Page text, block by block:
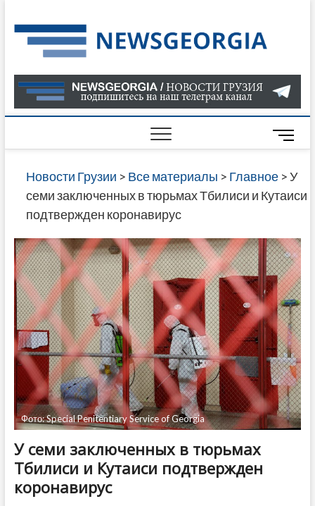
to
content
О
В
ГРУЗИИ
САЙТЕ
M
e
n
u
t
t
o
n
Новости Грузии > Все материалы > Главное>У
семи заключенных в тюрьмах Тбилиси и Кутаиси
подтвержден коронавирус
Фото: Special Penitentiary Service of Georgia
У семи заключенных в тюрьмах
Тбилиси и Кутаиси подтвержден
коронавирус